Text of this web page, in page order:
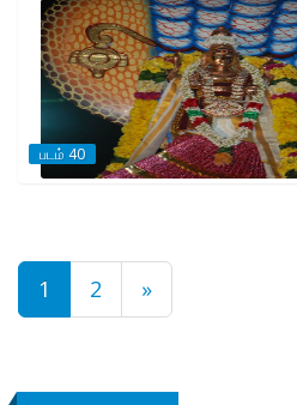
படம் 40
1 2 »